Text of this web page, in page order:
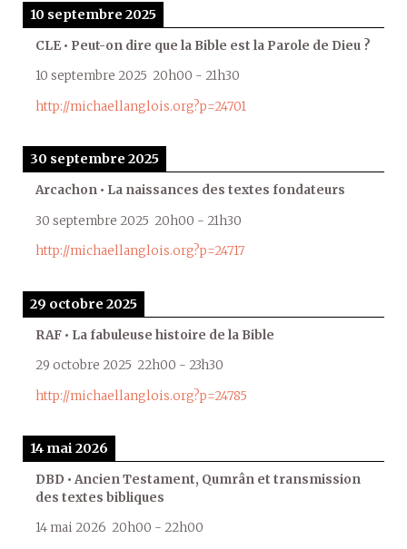
10 septembre 2025
CLE • Peut-on dire que la Bible est la Parole de Dieu ?
10 septembre 2025 20h00 - 21h30
http://michaellanglois.org?p=24701
30 septembre 2025
Arcachon • La naissances des textes fondateurs
30 septembre 2025 20h00 - 21h30
http://michaellanglois.org?p=24717
29 octobre 2025
RAF • La fabuleuse histoire de la Bible
29 octobre 2025 22h00 - 23h30
http://michaellanglois.org?p=24785
14 mai 2026
DBD • Ancien Testament, Qumrân et transmission
des textes bibliques
14 mai 2026 20h00 - 22h00